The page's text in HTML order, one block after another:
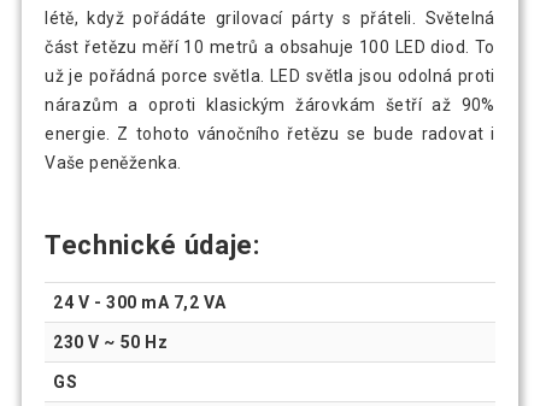
létě, když pořádáte grilovací párty s přáteli. Světelná
část řetězu měří 10 metrů a obsahuje 100 LED diod. To
už je pořádná porce světla. LED světla jsou odolná proti
nárazům a oproti klasickým žárovkám šetří až 90%
energie. Z tohoto vánočního řetězu se bude radovat i
Vaše peněženka.
Technické údaje:
24 V - 300 mA 7,2 VA
230 V ~ 50 Hz
GS